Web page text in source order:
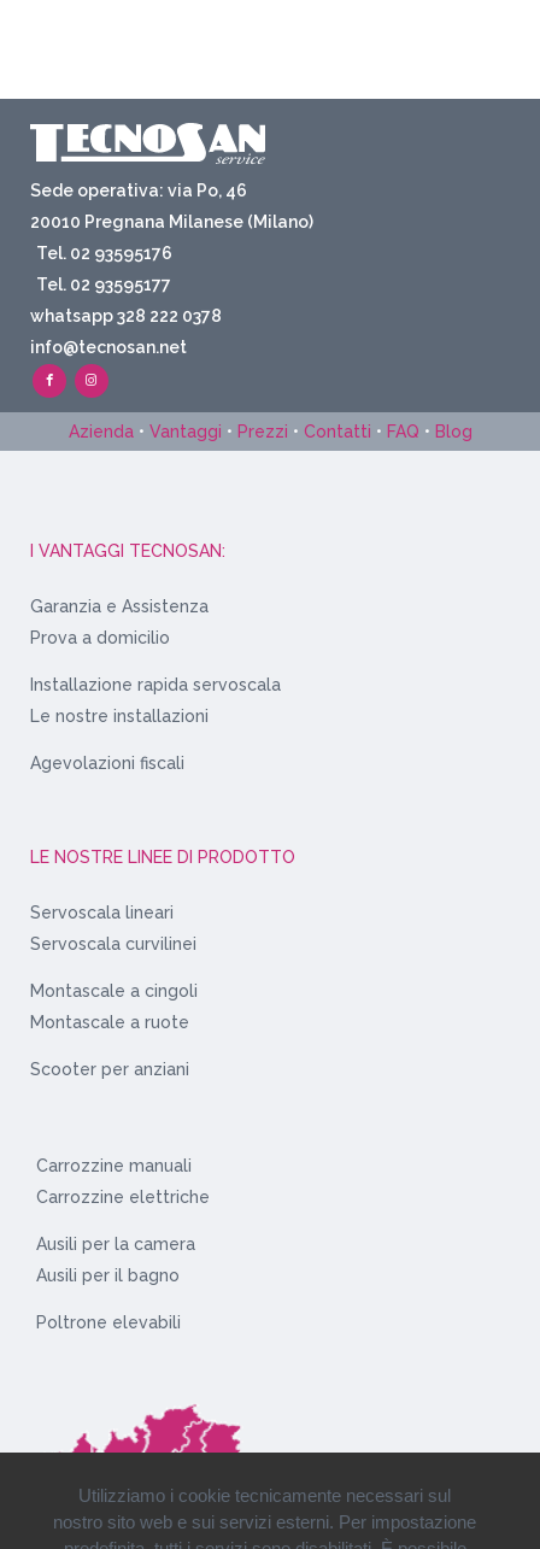
Sede operativa: via Po, 46
20010 Pregnana Milanese (Milano)
Tel. 02 93595176
Tel. 02 93595177
whatsapp 328 222 0378
info@tecnosan.net
Azienda• Vantaggi • Prezzi • Contatti • FAQ • Blog
I VANTAGGI TECNOSAN:
Garanzia e Assistenza
Prova a domicilio
Installazione rapida servoscala
Le nostre installazioni
Agevolazioni fiscali
LE NOSTRE LINEE DI PRODOTTO
Servoscala lineari
Servoscala curvilinei
Montascale a cingoli
Montascale a ruote
Scooter per anziani
Carrozzine manuali
Carrozzine elettriche
Ausili per la camera
Ausili per il bagno
Poltrone elevabili
Utilizziamo i cookie tecnicamente necessari sul
nostro sito web e sui servizi esterni. Per impostazione